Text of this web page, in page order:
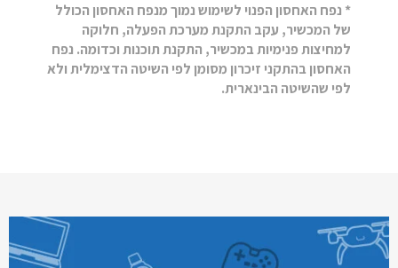
* נפח האחסון הפנוי לשימוש נמוך מנפח האחסון הכולל
של המכשיר, עקב התקנת מערכת הפעלה, חלוקה
למחיצות פנימיות במכשיר, התקנת תוכנות וכדומה. נפח
האחסון בהתקני זיכרון מסומן לפי השיטה הדצימלית ולא
לפי שהשיטה הבינארית.